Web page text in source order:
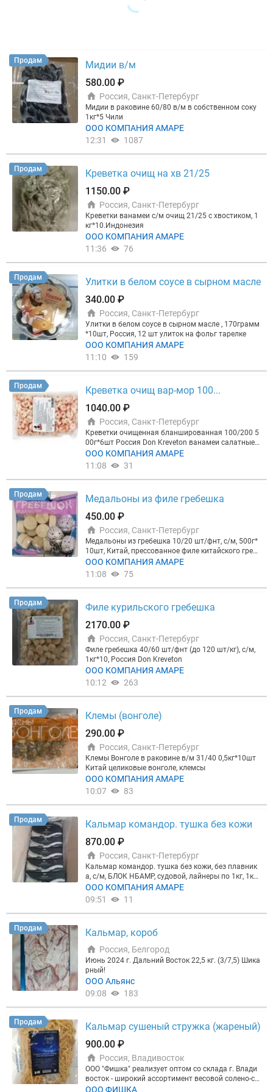
Продам
Мидии в/м
580.00 ₽
Россия, Санкт-Петербург
Мидии в раковине 60/80 в/м в собственном соку
1кг*5 Чили
ООО КОМПАНИЯ АМАРЕ
12:31
1087
Продам
Креветка очищ на хв 21/25
1150.00 ₽
Россия, Санкт-Петербург
Креветки ванамеи с/м очищ 21/25 с хвостиком, 1
кг*10.Индонезия
ООО КОМПАНИЯ АМАРЕ
11:36
76
Продам
Улитки в белом соусе в сырном масле
340.00 ₽
Россия, Санкт-Петербург
Улитки в белом соусе в сырном масле , 170грамм
*10шт, Россия, 12 шт улиток на фольг тарелке
ООО КОМПАНИЯ АМАРЕ
11:10
159
Продам
Креветка очищ вар-мор 100...
1040.00 ₽
Россия, Санкт-Петербург
Креветки очищенная бланшированная 100/200 5
00г*6шт Россия Don Kreveton ванамеи салатные к
расные без пищевода
ООО КОМПАНИЯ АМАРЕ
11:08
31
Продам
Медальоны из филе гребешка
450.00 ₽
Россия, Санкт-Петербург
Медальоны из гребешка 10/20 шт/фнт, с/м, 500г*
10шт, Китай, прессованное филе китайского гребе
шка.
ООО КОМПАНИЯ АМАРЕ
11:08
75
Продам
Филе курильского гребешка
2170.00 ₽
Россия, Санкт-Петербург
Филе гребешка 40/60 шт/фнт (до 120 шт/кг), с/м,
1кг*10, Россия Don Kreveton
ООО КОМПАНИЯ АМАРЕ
10:12
263
Продам
Клемы (вонголе)
290.00 ₽
Россия, Санкт-Петербург
Клемы Вонголе в раковине в/м 31/40 0,5кг*10шт
Китай целиковые вонголе, клемсы
ООО КОМПАНИЯ АМАРЕ
10:07
83
Продам
Кальмар командор. тушка без кожи
870.00 ₽
Россия, Санкт-Петербург
Кальмар командор. тушка без кожи, без плавник
а, с/м, БЛОК НБАМР, судовой, лайнеры по 1кг, 1кг*
18шт
ООО КОМПАНИЯ АМАРЕ
09:51
11
Продам Кальмар, короб
Россия, Белгород
Июнь 2024 г. Дальний Восток 22,5 кг. (3/7,5) Шика
рный!
ООО Альянс
09:08
183
Продам
Кальмар сушеный стружка (жареный)
900.00 ₽
Россия, Владивосток
ООО "Фишка" реализует оптом со склада г. Влади
восток - широкий ассортимент весовой солено-су
шеной море-продукции производства Китай: Янт
ООО ФИШКА